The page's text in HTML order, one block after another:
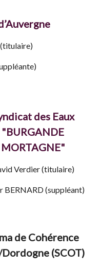
(titulaire)
des Eaux
"BURGANDE
MORTAGNE"
Verdier (titulaire)
BERNARD (suppléant)
de Cohérence
(SCOT)